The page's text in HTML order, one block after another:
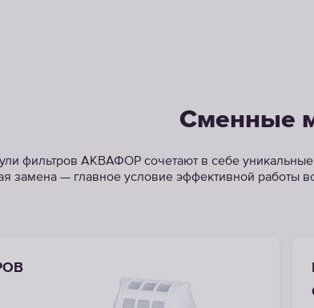
Сменные
фильтров АКВАФОР сочетают в себе уникальные
замена — главное условие эффективной работы